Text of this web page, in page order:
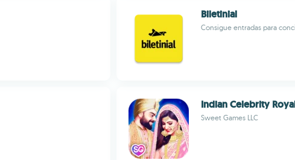
Biletinial
Consigue entradas para
Indian Celebrity
Sweet Games LLC